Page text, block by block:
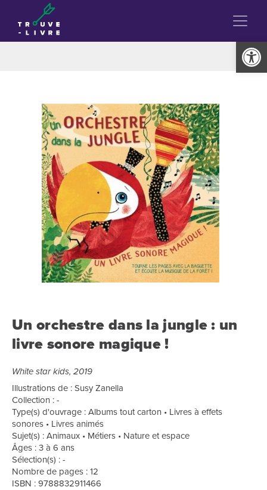
Ouvrir
Un orchestre dans la jungle : un
livre sonore magique !
White star kids, 2019
Illustrations de : Susy Zanella
Collection : -
Type(s) d'ouvrage : Albums tout carton • Livres à effets
sonores • Livres animés
Sujet(s) : Animaux • Métiers • Nature et espace
Âges : 3 à 6 ans
Sélection(s) : -
Nombre de pages : 12
ISBN : 9788832911466